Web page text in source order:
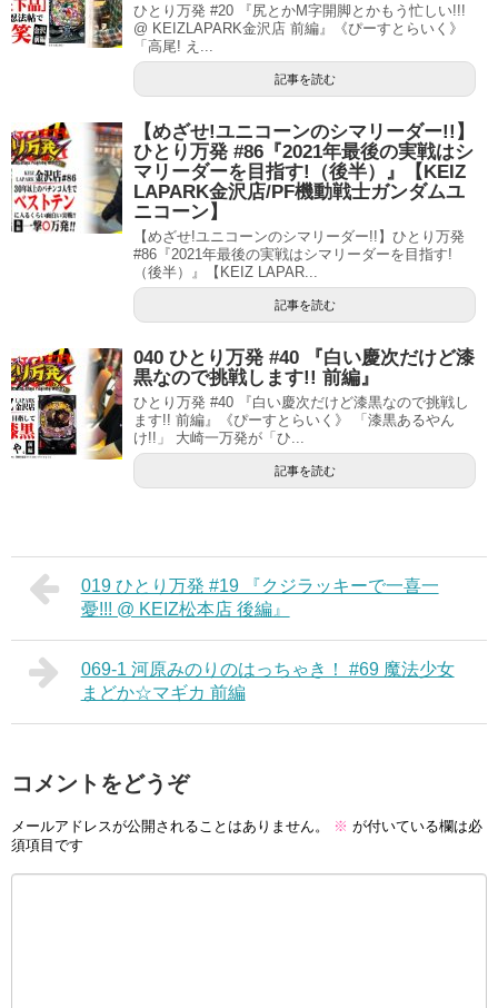
ひとり万発 #20 『尻とかM字開脚とかもう忙しい!!!
@ KEIZLAPARK金沢店 前編』《ぴーすとらいく》
「高尾! え...
記事を読む
【めざせ!ユニコーンのシマリーダー!!】
ひとり万発 #86『2021年最後の実戦はシ
マリーダーを目指す!（後半）』【KEIZ
LAPARK金沢店/PF機動戦士ガンダムユ
ニコーン】
【めざせ!ユニコーンのシマリーダー!!】ひとり万発
#86『2021年最後の実戦はシマリーダーを目指す!
（後半）』【KEIZ LAPAR...
記事を読む
040 ひとり万発 #40 『白い慶次だけど漆
黒なので挑戦します!! 前編』
ひとり万発 #40 『白い慶次だけど漆黒なので挑戦し
ます!! 前編』《ぴーすとらいく》 「漆黒あるやん
け!!」 大崎一万発が「ひ...
記事を読む
019 ひとり万発 #19 『クジラッキーで一喜一
憂!!! @ KEIZ松本店 後編』
069-1 河原みのりのはっちゃき！ #69 魔法少女
まどか☆マギカ 前編
コメントをどうぞ
メールアドレスが公開されることはありません。 ※ が付いている欄は必
須項目です